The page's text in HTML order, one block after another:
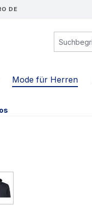
DE
Mode für Herren